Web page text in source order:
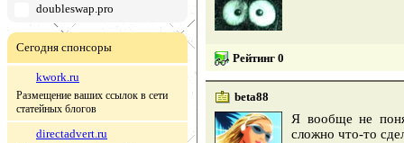
doubleswap.pro
Сегодня спонсоры
kwork.ru
Размещение ваших ссылок в сети
статейных блогов
directadvert.ru
Рейтинг 0
beta88
Я вообще не
сложно что-то